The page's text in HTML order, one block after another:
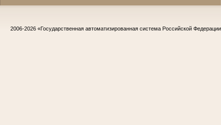
2006-2026 «Государственная автоматизированная система Российской